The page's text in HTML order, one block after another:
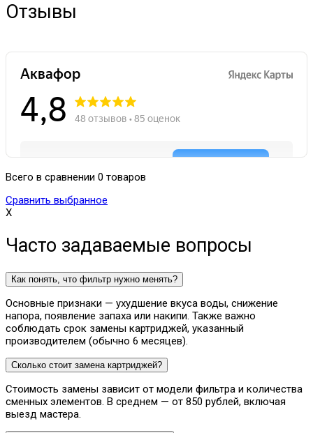
Отзывы
Всего в сравнении 0 товаров
Сравнить выбранное
X
Часто задаваемые вопросы
Как понять, что фильтр нужно менять?
Основные признаки — ухудшение вкуса воды, снижение
напора, появление запаха или накипи. Также важно
соблюдать срок замены картриджей, указанный
производителем (обычно 6 месяцев).
Сколько стоит замена картриджей?
Стоимость замены зависит от модели фильтра и количества
сменных элементов. В среднем — от 850 рублей, включая
выезд мастера.